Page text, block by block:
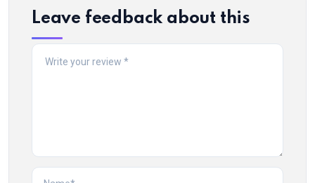
Leave feedback about this